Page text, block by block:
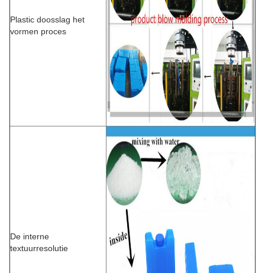
Plastic doosslag het
vormen proces
De interne
textuurresolutie